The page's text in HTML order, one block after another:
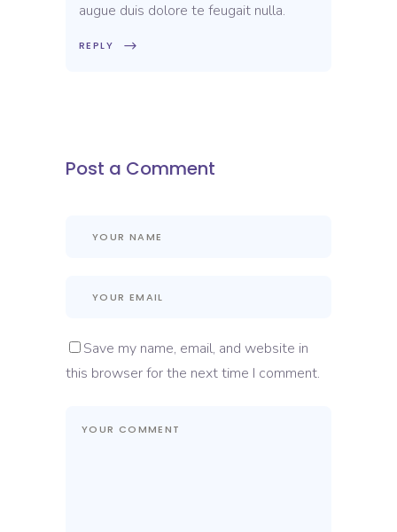
augue duis dolore te feugait nulla.
REPLY
Post a Comment
Save my name, email, and website in
this browser for the next time I comment.